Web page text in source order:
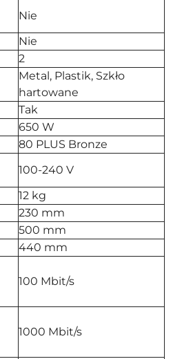
Nie
Nie
2
Metal, Plastik, Szkło
hartowane
Tak
650 W
80 PLUS Bronze
100-240 V
12 kg
230 mm
500 mm
440 mm
100 Mbit/s
1000 Mbit/s